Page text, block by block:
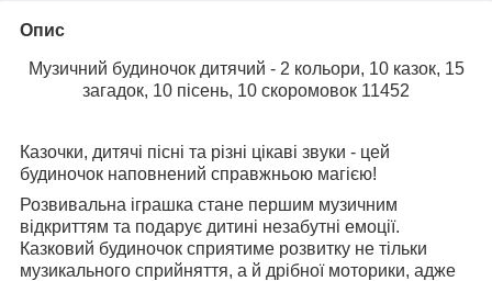
Опис
Музичний будиночок дитячий - 2 кольори, 10 казок, 15
загадок, 10 пісень, 10 скоромовок 11452
Казочки, дитячі пісні та різні цікаві звуки - цей
будиночок наповнений справжньою магією!
Розвивальна іграшка стане першим музичним
відкриттям та подарує дитині незабутні емоції.
Казковий будиночок сприятиме розвитку не тільки
музикального сприйняття, а й дрібної моторики, адже